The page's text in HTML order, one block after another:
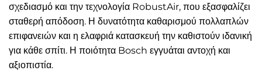
σχεδιασμό και την τεχνολογία RobustAir, που εξασφαλίζει
σταθερή απόδοση. Η δυνατότητα καθαρισμού πολλαπλών
επιφανειών και η ελαφριά κατασκευή την καθιστούν ιδανική
για κάθε σπίτι. Η ποιότητα Bosch εγγυάται αντοχή και
αξιοπιστία.